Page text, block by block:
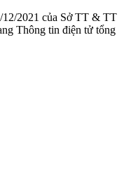
2021 của Sở TT & TT
Thông tin điện tử tổng